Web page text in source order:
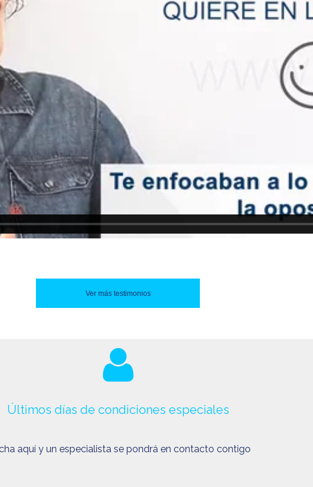
Ver más testimonios
Últimos días de condiciones especiales
aquí y un especialista se pondrá en contacto contigo